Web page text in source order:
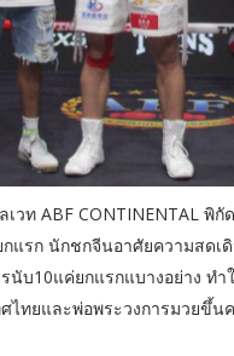
วท ABF CONTINENTAL พิ
แรก นักชกจีนอาศัยความสด
บ10แค่ยกแรกแบางอย่าง ท
ไทยและพ่อพระวงการมวยขึ้